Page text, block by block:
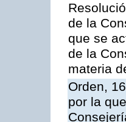
de la
que se
de la
materia
Orden,
por la